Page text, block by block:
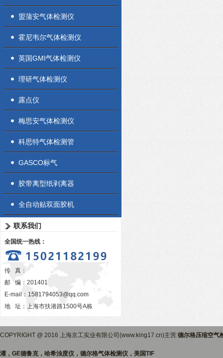
盟蒲安气体检测仪
霍尼韦尔气体检测仪
英国GMI气体检测仪
理研气体检测仪
露点仪
梅思安气体检测仪
科思特气体检测管
GASCO标气
胶带离型纸剥离器
全自动贴双面胶机
联系我们
全国统一热线：
传 真：
邮 编：201401
E-mail： 1581794053@qq.com
地 址：上海市扶港路1500号A栋
COPYRIGHT @ 2016 上海京工实业有限公司(www.king17.cn)主营:德尔格压缩空气
灌，GE德鲁克，哈希浊度仪，德尔格气体检测仪，美国TIF